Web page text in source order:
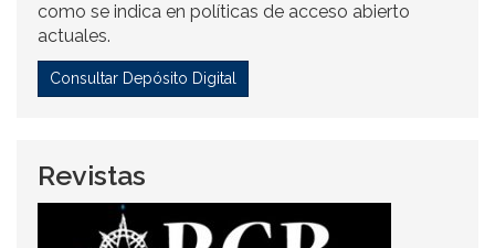
como se indica en políticas de acceso abierto
actuales.
Consultar Depósito Digital
Revistas